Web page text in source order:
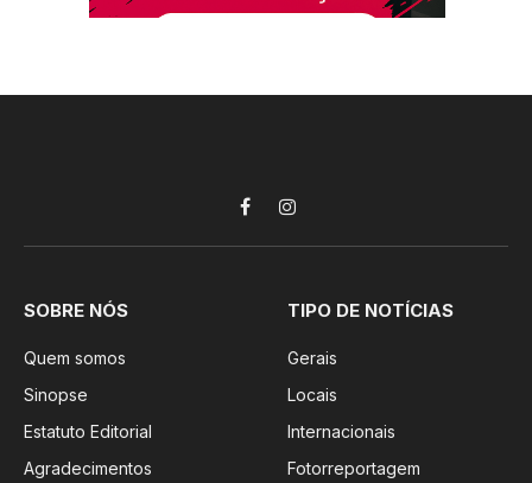
FacebookInstagram
SOBRE NÓS
Quem somos
Sinopse
Estatuto Editorial
Agradecimentos
TIPO DE NOTÍCIAS
Gerais
Locais
Internacionais
Fotorreportagem